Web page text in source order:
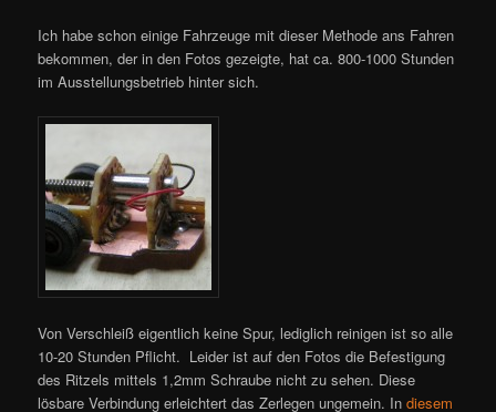
Ich habe schon einige Fahrzeuge mit dieser Methode ans Fahren
bekommen, der in den Fotos gezeigte, hat ca. 800-1000 Stunden
im Ausstellungsbetrieb hinter sich.
Von Verschleiß eigentlich keine Spur, lediglich reinigen ist so alle
10-20 Stunden Pflicht. Leider ist auf den Fotos die Befestigung
des Ritzels mittels 1,2mm Schraube nicht zu sehen. Diese
lösbare Verbindung erleichtert das Zerlegen ungemein. Indiesem